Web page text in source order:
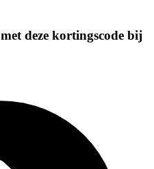
met deze kortingscode bij